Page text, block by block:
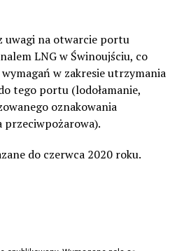
uwagi na otwarcie portu
LNG w Świnoujściu, co
w zakresie utrzymania
tego portu (lodołamanie,
oznakowania
przeciwpożarowa).
do czerwca 2020 roku.